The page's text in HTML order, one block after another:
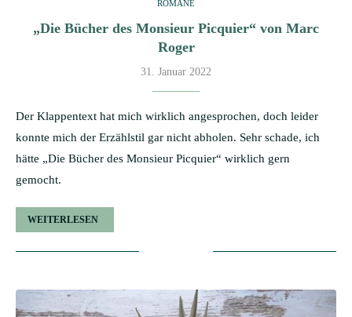
ROMANE
„Die Bücher des Monsieur Picquier“ von Marc
Roger
31. Januar 2022
Der Klappentext hat mich wirklich angesprochen, doch leider
konnte mich der Erzählstil gar nicht abholen. Sehr schade, ich
hätte „Die Bücher des Monsieur Picquier“ wirklich gern
gemocht.
WEITERLESEN